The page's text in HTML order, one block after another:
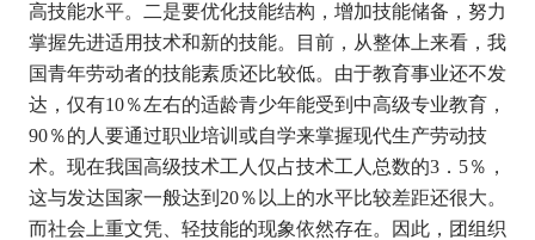
高技能水平。二是要优化技能结构，增加技能储备，努力
掌握先进适用技术和新的技能。目前，从整体上来看，我
国青年劳动者的技能素质还比较低。由于教育事业还不发
达，仅有10％左右的适龄青少年能受到中高级专业教育，
90％的人要通过职业培训或自学来掌握现代生产劳动技
术。现在我国高级技术工人仅占技术工人总数的3． 5％，
这与发达国家一般达到 20％以上的水平比较差距还很大。
而社会上重文凭、轻技能的现象依然存在。因此，团组织